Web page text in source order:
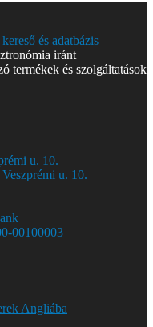
és adatbázis
iránt
termékek és szolgáltatások
u. 10.
u. 10.
00100003
Angliába